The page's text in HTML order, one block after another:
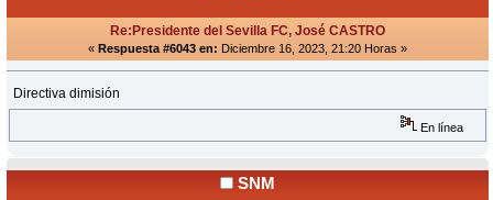
Re:Presidente del Sevilla FC, José CASTRO
« Respuesta #6043 en: Diciembre 16, 2023, 21:20 Horas »
Directiva dimisión
En línea
SNM